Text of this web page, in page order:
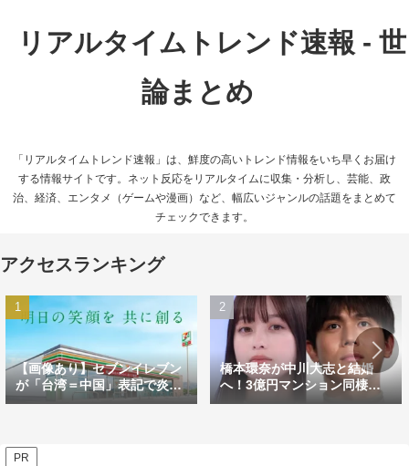
リアルタイムトレンド速報 - 世
論まとめ
「リアルタイムトレンド速報」は、鮮度の高いトレンド情報をいち早くお届け
する情報サイトです。ネット反応をリアルタイムに収集・分析し、芸能、政
治、経済、エンタメ（ゲームや漫画）など、幅広いジャンルの話題をまとめて
チェックできます。
アクセスランキング
【画像あり】セブンイレブン
が「台湾＝中国」表記で炎
上 ハワイとの違いにツッコ
橋本環奈が中川大志と結婚
へ！3億円マンション同棲＆
涙のプロポーズが話題に
PR